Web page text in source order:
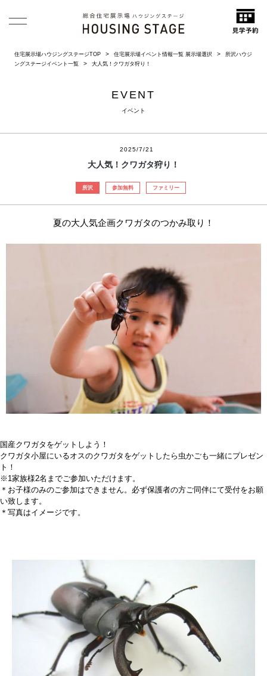
住宅展示場ハウジングステージTOP 住宅展示場イベント情報一覧 展示場選択
所沢ハウジ
ングステージイベント一覧
大人気！クワガタ狩り！
EVENT
イベント
2025/7/21
大人気！クワガタ狩り！
所沢 参加無料 ファミリー
夏の大人気企画クワガタのつかみ取り！
国産クワガタをゲットしよう！
クワガタ小屋にいるオスのクワガタをゲットしたら虫かごも一緒にプレゼン
ト！
※1家族様2名までご参加いただけます。
＊お子様のみのご参加はできません。必ず保護者の方ご同伴にて受付をお願
い致します。
＊写真はイメージです。